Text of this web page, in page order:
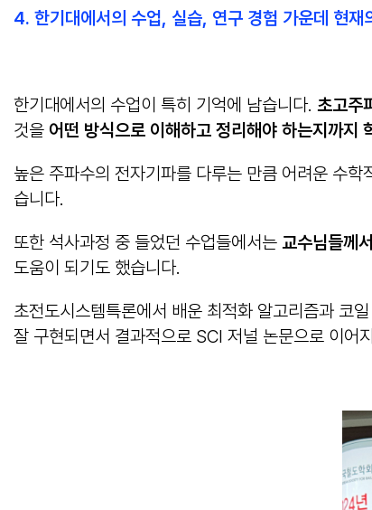
4. 한기대에서의 수업, 실습, 연구 경험 가운데 현
한기대에서의 수업이 특히 기억에 남습니다. 초고주
것을 어떤 방식으로 이해하고 정리해야 하는지까지
높은 주파수의 전자기파를 다루는 만큼 어려운 수
습니다.
또한 석사과정 중 들었던 수업들에서는 교수님들께
도움이 되기도 했습니다.
초전도시스템특론에서 배운 최적화 알고리즘과 코
잘 구현되면서 결과적으로 SCI 저널 논문으로 이어